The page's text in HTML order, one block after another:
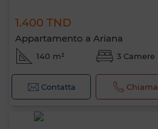
1.400 TND
Appartamento a Ariana
140 m² 3 Camere
Contatta Chiama